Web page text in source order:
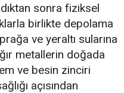
sonra fiziksel
birlikte depolama
ve yeraltı sularına
metallerin doğada
ve besin zinciri
açısından